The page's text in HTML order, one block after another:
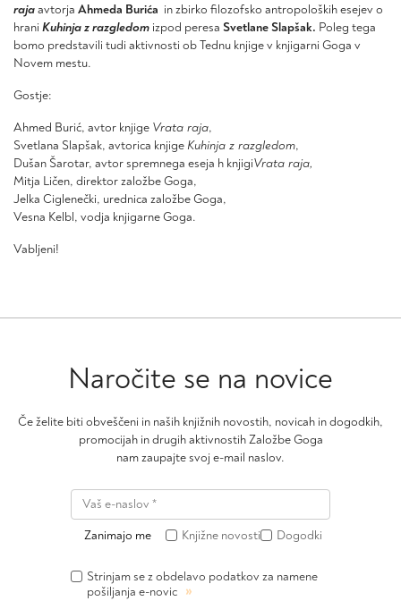
rajaavtorja Ahmeda Burića in zbirko filozofsko antropoloških esejev o
hrani Kuhinja z razgledom izpod peresa Svetlane Slapšak. Poleg tega
bomo predstavili tudi aktivnosti ob Tednu knjige v knjigarni Goga v
Novem mestu.
Gostje:
Ahmed Burić, avtor knjige Vrata raja,
Svetlana Slapšak, avtorica knjige Kuhinja z razgledom,
Dušan Šarotar, avtor spremnega eseja h knjigiVrata raja,
Mitja Ličen, direktor založbe Goga,
Jelka Ciglenečki, urednica založbe Goga,
Vesna Kelbl, vodja knjigarne Goga.
Vabljeni!
Naročite se na novice
Če želite biti obveščeni in naših knjižnih novostih, novicah in dogodkih,
promocijah in drugih aktivnostih Založbe Goga
nam zaupajte svoj e-mail naslov.
Zanimajo me Knjižne novosti Dogodki
Strinjam se z obdelavo podatkov za namene
pošiljanja e-novic »